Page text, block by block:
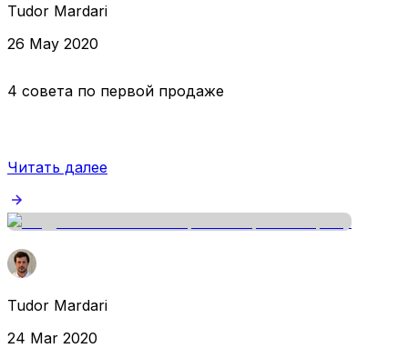
Tudor Mardari
26 May 2020
4 совета по первой продаже
Читать далее
Tudor Mardari
24 Mar 2020